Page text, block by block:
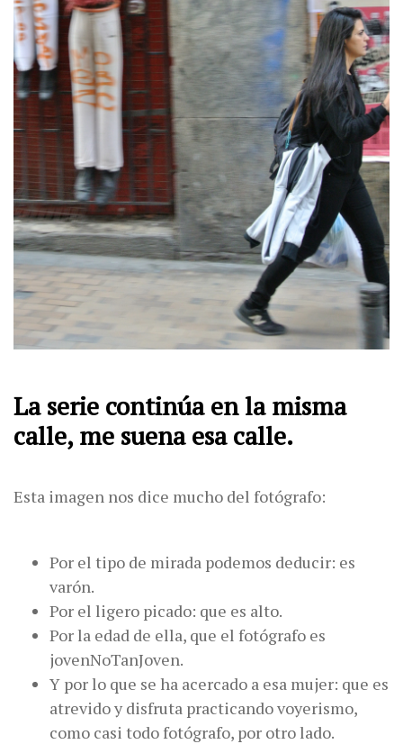
La serie continúa en la misma
calle, me suena esa calle.
Esta imagen nos dice mucho del fotógrafo:
Por el tipo de mirada podemos deducir: es
varón.
Por el ligero picado: que es alto.
Por la edad de ella, que el fotógrafo es
jovenNoTanJoven.
Y por lo que se ha acercado a esa mujer: que es
atrevido y disfruta practicando voyerismo,
como casi todo fotógrafo, por otro lado.